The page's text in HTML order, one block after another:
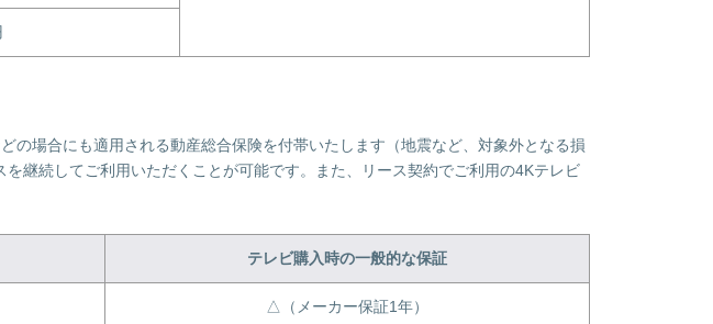
の場合にも適用される動産総合保険を付帯いたします（地震など、対象外となる損
継続してご利用いただくことが可能です。また、リース契約でご利用の4Kテレビ
テレビ購入時の一般的な保証
△（メーカー保証1年）